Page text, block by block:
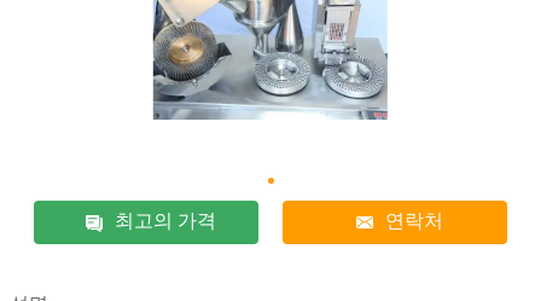
최고의 가격 연락처